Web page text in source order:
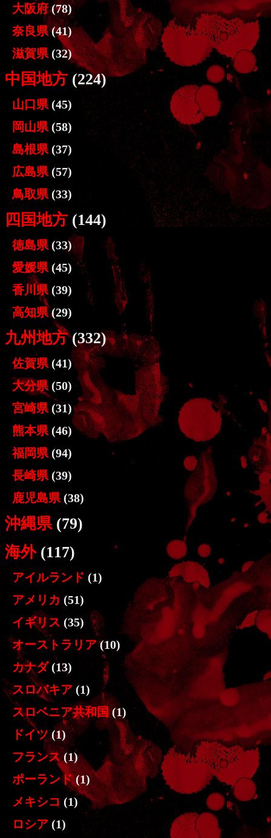
大阪府(78)
奈良県(41)
滋賀県 (32)
中国地方 (224)
山口県 (45)
岡山県 (58)
島根県 (37)
広島県 (57)
鳥取県 (33)
四国地方 (144)
徳島県 (33)
愛媛県 (45)
香川県 (39)
高知県(29)
九州地方(332)
佐賀県 (41)
大分県 (50)
宮崎県 (31)
熊本県 (46)
福岡県 (94)
長崎県 (39)
鹿児島県 (38)
沖縄県(79)
海外(117)
アイルランド (1)
アメリカ (51)
イギリス (35)
オーストラリア(10)
カナダ(13)
スロバキア (1)
スロベニア共和国(1)
ドイツ(1)
フランス(1)
ポーランド(1)
メキシコ (1)
ロシア (1)